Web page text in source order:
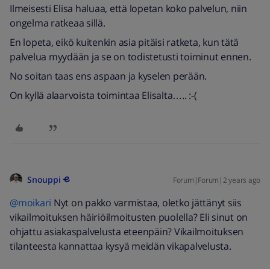
Ilmeisesti Elisa haluaa, että lopetan koko palvelun, niin
ongelma ratkeaa sillä.
En lopeta, eikö kuitenkin asia pitäisi ratketa, kun tätä
palvelua myydään ja se on todistetusti toiminut ennen.
No soitan taas ens aspaan ja kyselen perään.
On kyllä alaarvoista toimintaa Elisalta….. :-(
Snouppi Forum|Forum|2 years ago
@moikari Nyt on pakko varmistaa, oletko jättänyt siis
vikailmoituksen häiriöilmoitusten puolella? Eli sinut on
ohjattu asiakaspalvelusta eteenpäin? Vikailmoituksen
tilanteesta kannattaa kysyä meidän vikapalvelusta.